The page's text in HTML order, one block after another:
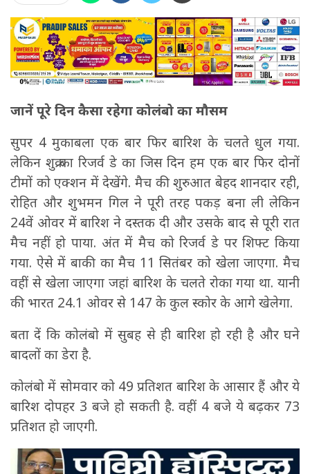
जानें पूरे दिन कैसा रहेगा कोलंबो का मौसम
सुपर 4 मुकाबला एक बार फिर बारिश के चलते धुल गया.
लेकिन शुक्र का रिजर्व डे का जिस दिन हम एक बार फिर दोनों
टीमों को एक्शन में देखेंगे. मैच की शुरुआत बेहद शानदार रही,
रोहित और शुभमन गिल ने पूरी तरह पकड़ बना ली लेकिन
24वें ओवर में बारिश ने दस्तक दी और उसके बाद से पूरी रात
मैच नहीं हो पाया. अंत में मैच को रिजर्व डे पर शिफ्ट किया
गया. ऐसे में बाकी का मैच 11 सितंबर को खेला जाएगा. मैच
वहीं से खेला जाएगा जहां बारिश के चलते रोका गया था. यानी
की भारत 24.1 ओवर से 147 के कुल स्कोर के आगे खेलेगा.
बता दें कि कोलंबो में सुबह से ही बारिश हो रही है और घने
बादलों का डेरा है.
कोलंबो में सोमवार को 49 प्रतिशत बारिश के आसार हैं और ये
बारिश दोपहर 3 बजे हो सकती है. वहीं 4 बजे ये बढ़कर 73
प्रतिशत हो जाएगी.